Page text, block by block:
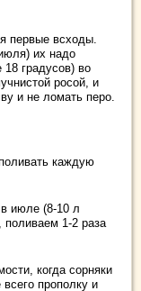
первые всходы.
их надо
градусов) во
росой, и
и не ломать перо.
каждую
июле (8-10 л
1-2 раза
когда сорняки
прополку и